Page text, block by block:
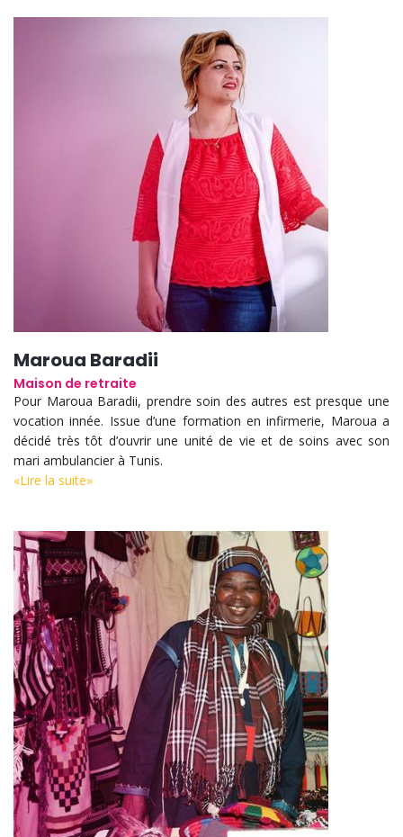
Maroua Baradii
Maison de retraite
Pour Maroua Baradii, prendre soin des autres est presque une
vocation innée. Issue d’une formation en infirmerie, Maroua a
décidé très tôt d’ouvrir une unité de vie et de soins avec son
mari ambulancier à Tunis.
«Lire la suite»